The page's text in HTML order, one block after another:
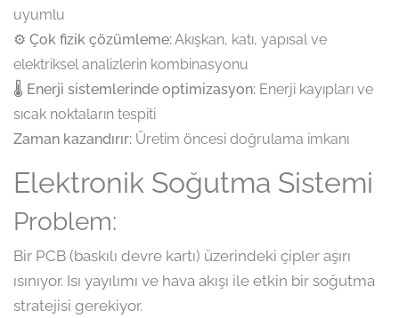
uyumlu
⚙ Çok fizik çözümleme:Akışkan, katı, yapısal ve
elektriksel analizlerin kombinasyonu
🌡 Enerji sistemlerinde optimizasyon: Enerji kayıpları ve
sıcak noktaların tespiti
Zaman kazandırır: Üretim öncesi doğrulama imkanı
Elektronik Soğutma Sistemi
Problem:
Bir PCB (baskılı devre kartı) üzerindeki çipler aşırı
ısınıyor. Isı yayılımı ve hava akışı ile etkin bir soğutma
stratejisi gerekiyor.